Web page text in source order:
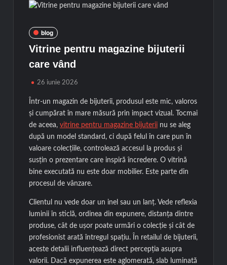
blog
Vitrine pentru magazine bijuterii
care vând
26 iunie 2026
Într-un magazin de bijuterii, produsul este mic, valoros
și cumpărat în mare măsură prin impact vizual. Tocmai
de aceea,vitrine pentru magazine bijuterii nu se aleg
după un model standard, ci după felul în care pun în
valoare colecțiile, controlează accesul la produs și
susțin o prezentare care inspiră încredere. O vitrină
bine executată nu este doar mobilier. Este parte din
procesul de vânzare.
Clientul nu vede doar un inel sau un lanț. Vede reflexia
luminii în sticlă, ordinea din expunere, distanța dintre
produse, cât de ușor poate urmări o colecție și cât de
profesionist arată întregul spațiu. În retailul de bijuterii,
aceste detalii influențează direct percepția asupra
valorii. Dacă expunerea este aglomerată, slab luminată